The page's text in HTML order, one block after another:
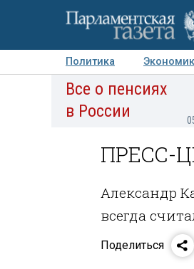
Политика
Авторы Персоны
Все о пенсиях
в России
ПРЕСС-
Александр
всегда
Поделиться